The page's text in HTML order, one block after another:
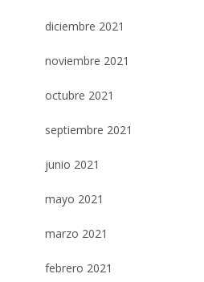
diciembre 2021
noviembre 2021
octubre 2021
septiembre 2021
junio 2021
mayo 2021
marzo 2021
febrero 2021